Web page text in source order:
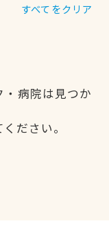
すべてをクリア
病院は見つか
ださい。